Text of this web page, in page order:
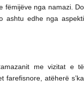
fëmijëve nga namazi. Do
ashtu edhe nga aspekti
me vizitat e të
farefisnore, atëherë s’ka